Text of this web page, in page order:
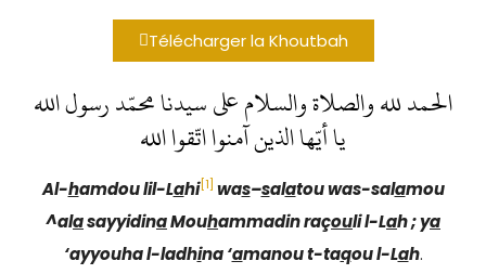
Télécharger la Khoutbah
الحمد لله والصلاة والسلام على سيدنا محمّد رسول الله
يا أيّها الذين آمنوا اتّقوا الله
Al-hamdou lil-Lahi[1] was–salatou was-salamou
^alasayyidinaMouhammadin raçouli l-Lah ; ya
‘ayyouha l-ladhina ‘amanou t-taqou l-Lah.